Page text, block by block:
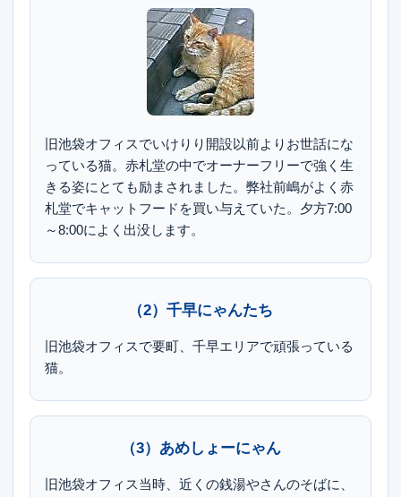
旧池袋オフィスでいけりり開設以前よりお世話にな
っている猫。赤札堂の中でオーナーフリーで強く生
きる姿にとても励まされました。弊社前嶋がよく赤
札堂でキャットフードを買い与えていた。夕方7:00
～8:00によく出没します。
（2）千早にゃんたち
旧池袋オフィスで要町、千早エリアで頑張っている
猫。
（3）あめしょーにゃん
旧池袋オフィス当時、近くの銭湯やさんのそばに、